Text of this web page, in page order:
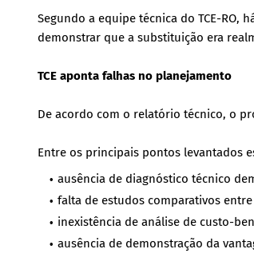
Segundo a equipe técnica do TCE-
demonstrar que a substituição era
TCE aponta falhas no planejamento
De acordo com o relatório técnico, o
Entre os principais pontos levantados
ausência de diagnóstico técnico
falta de estudos comparativos
inexistência de análise de custo-
ausência de demonstração da